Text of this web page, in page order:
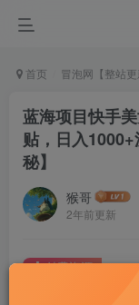
首页 冒泡网【整站更
蓝海项目快手
贴，日入
秘】
猴哥
2年前更新
付费资源